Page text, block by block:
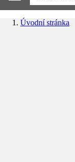
Úvodní stránka